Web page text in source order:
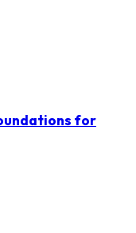
for